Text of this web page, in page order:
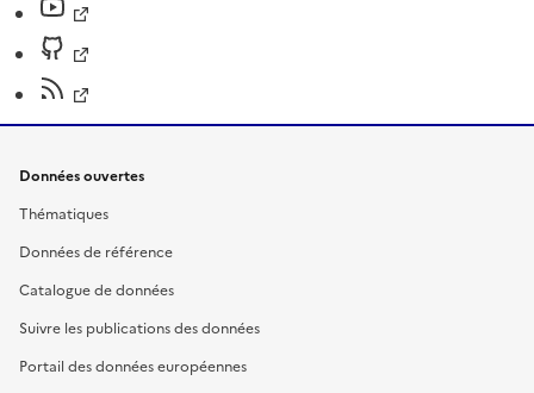
Données ouvertes
Thématiques
Données de référence
Catalogue de données
Suivre les publications des données
Portail des données européennes